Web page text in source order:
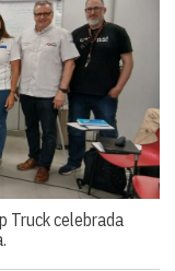
Truck celebrada